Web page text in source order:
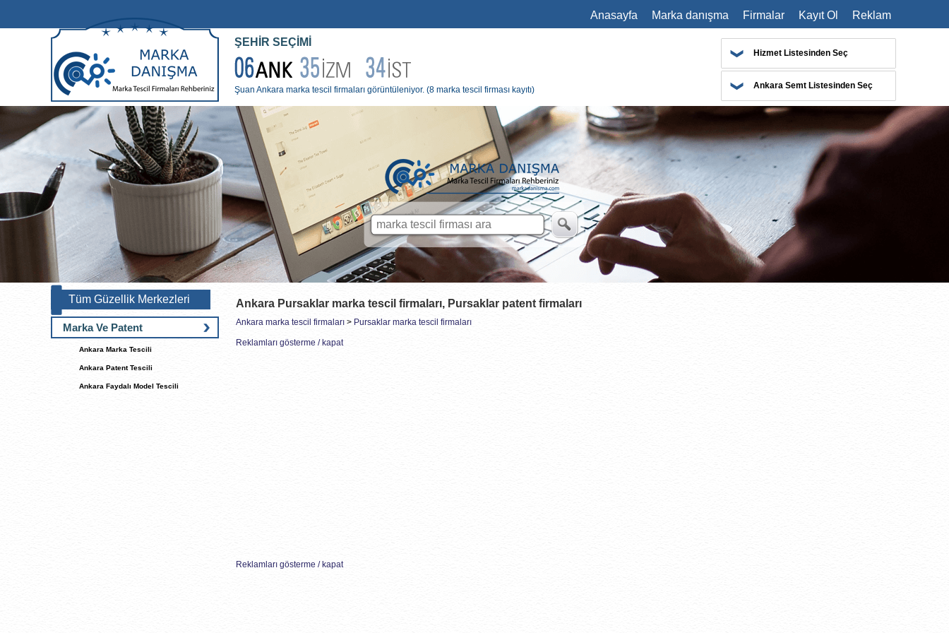
Anasayfa Marka danışma Firmalar Kayıt Ol Reklam
ŞEHİR SEÇİMİ
Şuan Ankara marka tescil firmaları görüntüleniyor. (8 marka tescil firması kayıtı)
Hizmet Listesinden Seç
Ankara Semt Listesinden Seç
Tüm Güzellik Merkezleri
Marka Ve Patent
Ankara Marka Tescili
Ankara Patent Tescili
Ankara Faydalı Model Tescili
Ankara Pursaklar marka tescil firmaları, Pursaklar patent firmaları
Ankara marka tescil firmaları > Pursaklar marka tescil firmaları
Reklamları gösterme / kapat
Reklamları gösterme / kapat